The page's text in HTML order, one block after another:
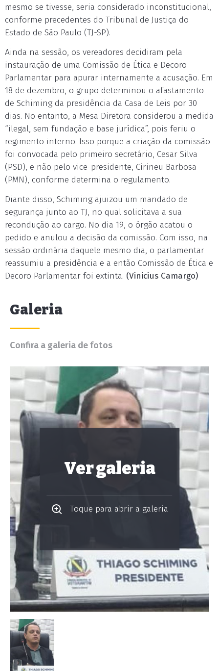
mesmo se tivesse, seria considerado inconstitucional,
conforme precedentes do Tribunal de Justiça do
Estado de São Paulo (TJ-SP).
Ainda na sessão, os vereadores decidiram pela
instauração de uma Comissão de Ética e Decoro
Parlamentar para apurar internamente a acusação. Em
18 de dezembro, o grupo determinou o afastamento
de Schiming da presidência da Casa de Leis por 30
dias. No entanto, a Mesa Diretora considerou a medida
“ilegal, sem fundação e base jurídica”, pois feriu o
regimento interno. Isso porque a criação da comissão
foi convocada pelo primeiro secretário, Cesar Silva
(PSD), e não pelo vice-presidente, Cirineu Barbosa
(PMN), conforme determina o regulamento.
Diante disso, Schiming ajuizou um mandado de
segurança junto ao TJ, no qual solicitava a sua
recondução ao cargo. No dia 19, o órgão acatou o
pedido e anulou a decisão da comissão. Com isso, na
sessão ordinária daquele mesmo dia, o parlamentar
reassumiu a presidência e a então Comissão de Ética e
Decoro Parlamentar foi extinta. (Vinicius Camargo)
Galeria
Confira a galeria de fotos
Ver galeria
Toque para abrir a galeria